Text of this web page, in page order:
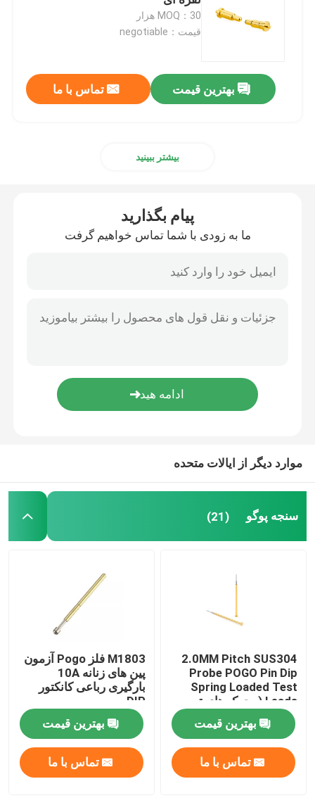
انگشت راست پین POGO
پین پوگو دو سر
سازنده قالب تزریقی
مجموعه پیچ و خم برقی
MOQ：30 هزار
قیمت：negotiable
بهترین قیمت تماس با ما
بیشتر ببینید
پیام بگذارید
ما به زودی با شما تماس خواهیم گرفت
موارد دیگر از ایالات متحده
سنجه پوگو (21)
2.0MM Pitch SUS304
Probe POGO Pin Dip
Spring Loaded Test
Leads (محرک های تست
پر شده از فسل)
بهترین قیمت
تماس با ما
M1803 فلز Pogo آزمون
پین های زنانه 10A
بارگیری رباعی کانکتور
DIP
بهترین قیمت
تماس با ما